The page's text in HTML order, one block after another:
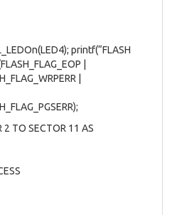
printf(“FLASH
|
|
2 TO SECTOR 11 AS